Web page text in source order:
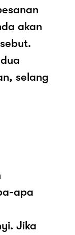
akan
selang
apa
Jika